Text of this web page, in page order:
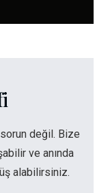
değil. Bize
ve anında
alabilirsiniz.